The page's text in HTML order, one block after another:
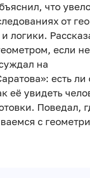
что
от
логики.
если
на
есть ли
её увидеть
Поведал,
с